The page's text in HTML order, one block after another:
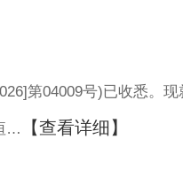
第04009号)已收悉。现
… 【查看详细】